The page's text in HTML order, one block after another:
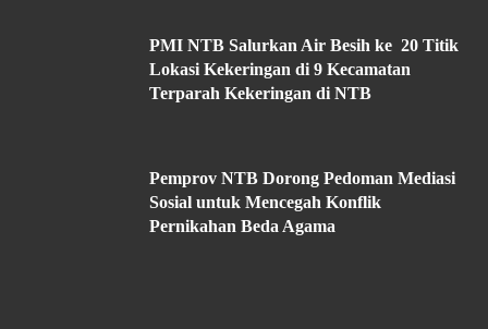
PMI NTB Salurkan Air Besih ke 20 Titik
Lokasi Kekeringan di 9 Kecamatan
Terparah Kekeringan di NTB
Pemprov NTB Dorong Pedoman Mediasi
Sosial untuk Mencegah Konflik
Pernikahan Beda Agama